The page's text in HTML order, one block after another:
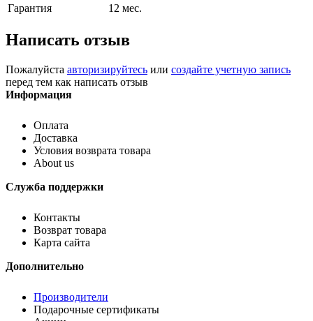
Гарантия
12 мес.
Написать отзыв
Пожалуйста авторизируйтесь или создайте учетную запись
перед тем как написать отзыв
Информация
Оплата
Доставка
Условия возврата товара
About us
Служба поддержки
Контакты
Возврат товара
Карта сайта
Дополнительно
Производители
Подарочные сертификаты